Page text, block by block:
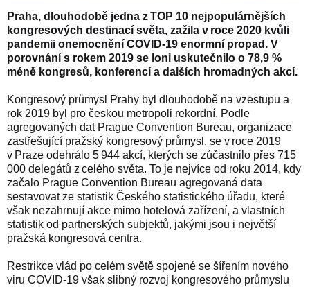
Praha, dlouhodobě jedna z TOP 10 nejpopulárnějších
kongresových destinací světa, zažila v roce 2020 kvůli
pandemii onemocnění COVID-19 enormní propad. V
porovnání s rokem 2019 se loni uskutečnilo o 78,9 %
méně kongresů, konferencí a dalších hromadných akcí.
Kongresový průmysl Prahy byl dlouhodobě na vzestupu a
rok 2019 byl pro českou metropoli rekordní. Podle
agregovaných dat Prague Convention Bureau, organizace
zastřešující pražský kongresový průmysl, se v roce 2019
v Praze odehrálo 5 944 akcí, kterých se zúčastnilo přes 715
000 delegátů z celého světa. To je nejvíce od roku 2014, kdy
začalo Prague Convention Bureau agregovaná data
sestavovat ze statistik Českého statistického úřadu, které
však nezahrnují akce mimo hotelová zařízení, a vlastních
statistik od partnerských subjektů, jakými jsou i největší
pražská kongresová centra.
Restrikce vlád po celém světě spojené se šířením nového
viru COVID-19 však slibný rozvoj kongresového průmyslu